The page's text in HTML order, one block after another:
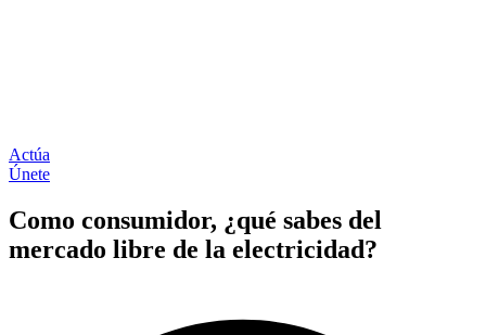
Actúa
Únete
Como consumidor, ¿qué sabes del
mercado libre de la electricidad?